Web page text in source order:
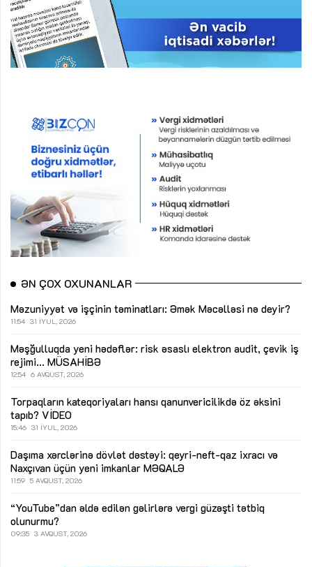
ƏN ÇOX OXUNANLAR
Məzuniyyət və işçinin təminatları: Əmək Məcəlləsi nə deyir?
11:54 31 İYUL, 2026
Məşğulluqda yeni hədəflər: risk əsaslı elektron audit, çevik iş
rejimi... MÜSAHİBƏ
12:54 6 AVQUST, 2026
Torpaqların kateqoriyaları hansı qanunvericilikdə öz əksini
tapıb? VİDEO
15:46 31 İYUL, 2026
Daşıma xərclərinə dövlət dəstəyi: qeyri-neft-qaz ixracı və
Naxçıvan üçün yeni imkanlar MƏQALƏ
11:59 5 AVQUST, 2026
“YouTube”dan əldə edilən gəlirlərə vergi güzəşti tətbiq
olunurmu?
09:35 3 AVQUST, 2026